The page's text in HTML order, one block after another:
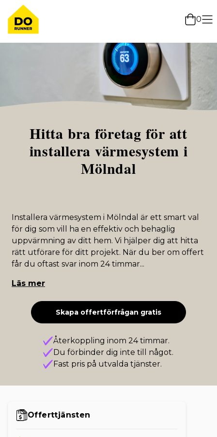
0
Hitta bra företag för att
installera värmesystem i
Mölndal
Installera värmesystem i Mölndal är ett smart val
för dig som vill ha en effektiv och behaglig
uppvärmning av ditt hem. Vi hjälper dig att hitta
rätt utförare för ditt projekt. När du ber om offert
får du oftast svar inom 24 timmar...
Läs mer
Skapa offertförfrågan gratis
Återkoppling inom 24 timmar.
Du förbinder dig inte till något.
Fast pris på utvalda tjänster.
Offerttjänsten